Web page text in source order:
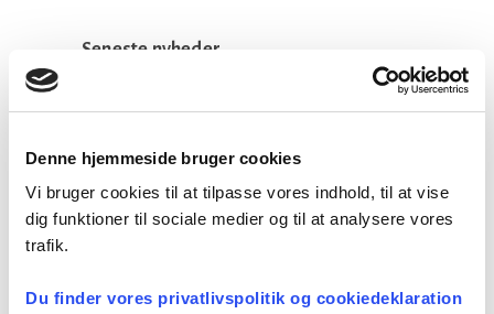
Denne hjemmeside bruger cookies
Vi bruger cookies til at tilpasse vores indhold, til at vise
dig funktioner til sociale medier og til at analysere vores
trafik.
Du finder vores privatlivspolitik og cookiedeklaration
Seneste nyheder
06 august, 2026
29 juli, 2026